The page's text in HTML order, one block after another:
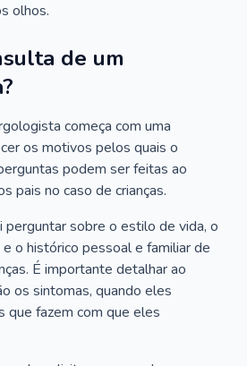
olhos.
de um
começa com uma
os motivos pelos quais o
podem ser feitas ao
pais no caso de crianças.
perguntar sobre o estilo de vida, o
o histórico pessoal e familiar de
É importante detalhar ao
os sintomas, quando eles
que fazem com que eles